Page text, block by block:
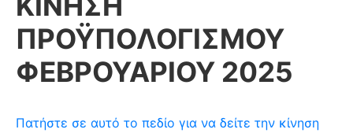
ΠΡΟΫΠΟΛΟΓΙΣΜΟΥ
ΦΕΒΡΟΥΑΡΙΟΥ 2025
Πατήστε σε αυτό το πεδίο για να δείτε την κίνηση